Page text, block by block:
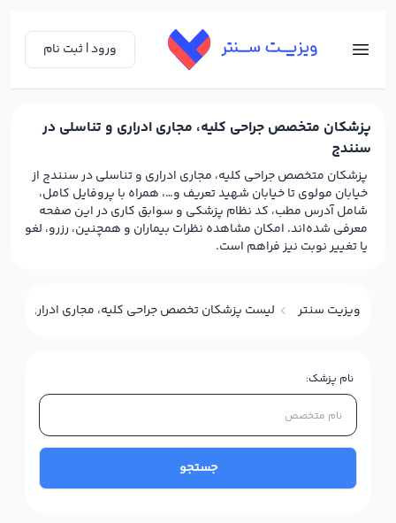
ورود | ثبت نام
پزشکان متخصص جراحی کلیه، مجاری ادراری و تناسلی در
سنندج
پزشکان متخصص جراحی کلیه، مجاری ادراری و تناسلی در سنندج از
خیابان مولوی تا خیابان شهید تعریف و…، همراه با پروفایل کامل،
شامل آدرس مطب، کد نظام پزشکی و سوابق کاری در این صفحه
معرفی شده‌اند. امکان مشاهده نظرات بیماران و همچنین، رزرو، لغو
یا تغییر نوبت نیز فراهم است.
ویزیت سنتر لیست پزشکان تخصص جراحی کلیه، مجاری ادراری و
نام پزشک:
جستجو